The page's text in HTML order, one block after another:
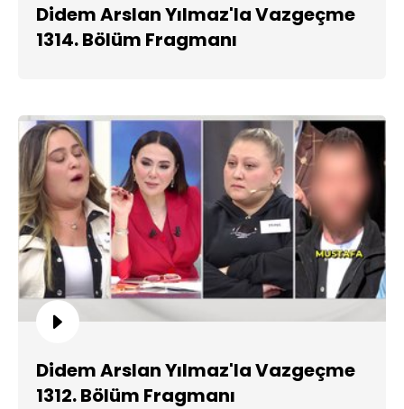
Didem Arslan Yılmaz'la Vazgeçme
1314. Bölüm Fragmanı
Didem Arslan Yılmaz'la Vazgeçme
1312. Bölüm Fragmanı